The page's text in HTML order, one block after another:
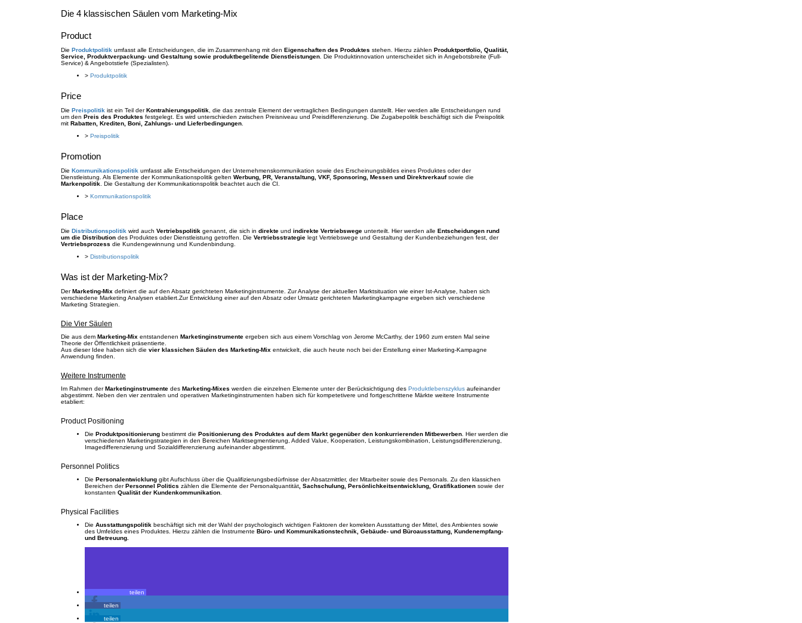
Die 4 klassischen Säulen vom Marketing-Mix
Product
Die Produktpolitik umfasst alle Entscheidungen, die im Zusammenhang mit den Eigenschaften des Produktes stehen. Hierzu zählen Produktportfolio, Qualität,
Service, Produktverpackung- und Gestaltung sowie produktbegelitende Dienstleistungen . Die Produktinnovation unterscheidet sich in Angebotsbreite (Full-
Service) & Angebotstiefe (Spezialisten).
> Produktpolitik
Price
Die Preispolitik ist ein Teil derKontrahierungspolitik , die das zentrale Element der vertraglichen Bedingungen darstellt. Hier werden alle Entscheidungen rund
um den Preis des Produktes festgelegt. Es wird unterschieden zwischen Preisniveau und Preisdifferenzierung. Die Zugabepolitik beschäftigt sich die Preispolitik
mit Rabatten, Krediten, Boni, Zahlungs- und Lieferbedingungen
> Preispolitik
Promotion
Die Kommunikationspolitik umfasst alle Entscheidungen der Unternehmenskommunikation sowie des Erscheinungsbildes eines Produktes oder der
Dienstleistung. Als Elemente der Kommunikationspolitik gelten Werbung, PR, Veranstaltung, VKF, Sponsoring, Messen und Direktverkaufsowie die
Markenpolitik . Die Gestaltung der Kommunikationspolitik beachtet auch die CI.
> Kommunikationspolitik
Place
Die Distributionspolitik wird auch Vertriebspolitik genannt, die sich in direkte und indirekte Vertriebswege unterteilt. Hier werden alle Entscheidungen rund
um die Distribution des Produktes oder Dienstleistung getroffen. Die Vertriebsstrategie legt Vertriebswege und Gestaltung der Kundenbeziehungen fest, der
Vertriebsprozess die Kundengewinnung und Kundenbindung.
> Distributionspolitik
Was ist der Marketing-Mix?
DerMarketing-Mix definiert die auf den Absatz gerichteten Marketinginstrumente. Zur Analyse der aktuellen Marktsituation wie einer Ist-Analyse, haben sich
verschiedene Marketing Analysen etabliert.Zur Entwicklung einer auf den Absatz oder Umsatz gerichteten Marketingkampagne ergeben sich verschiedene
Marketing Strategien.
Die Vier Säulen
Die aus dem Marketing-Mix entstandenen Marketinginstrumente ergeben sich aus einem Vorschlag von Jerome McCarthy, der 1960 zum ersten Mal seine
Theorie der Öffentlichkeit präsentierte.
Aus dieser Idee haben sich die vier klassichen Säulen des Marketing-Mix entwickelt, die auch heute noch bei der Erstellung einer Marketing-Kampagne
Anwendung finden.
Weitere Instrumente
Im Rahmen derMarketinginstrumente des Marketing-Mixes werden die einzelnen Elemente unter der Berücksichtigung des Produktlebenszyklus aufeinander
abgestimmt. Neben den vier zentralen und operativen Marketinginstrumenten haben sich für kompetetivere und fortgeschrittene Märkte weitere Instrumente
etabliert:
Product Positioning
Die Produktpositionierung bestimmt die Positionierung des Produktes auf dem Markt gegenüber den konkurrierenden Mitbewerben . Hier werden die
verschiedenen Marketingstrategien in den Bereichen Marktsegmentierung, Added Value, Kooperation, Leistungskombination, Leistungsdifferenzierung,
Imagedifferenzierung und Sozialdifferenzierung aufeinander abgestimmt.
Personnel Politics
Die Personalentwicklung gibt Aufschluss über die Qualifizierungsbedürfnisse der Absatzmittler, der Mitarbeiter sowie des Personals. Zu den klassichen
Bereichen derPersonnel Politics zählen die Elemente der Personalquantität , Sachschulung, Persönlichkeitsentwicklung, Gratifikationen sowie der
konstanten Qualität der Kundenkommunikation
Physical Facilities
Die Ausstattungspolitik beschäftigt sich mit der Wahl der psychologisch wichtigen Faktoren der korrekten Ausstattung der Mittel, des Ambientes sowie
des Umfeldes eines Produktes. Hierzu zählen die Instrumente Büro- und Kommunikationstechnik, Gebäude- und Büroausstattung, Kundenempfang-
und Betreuung.
teilen
teilen
teilen